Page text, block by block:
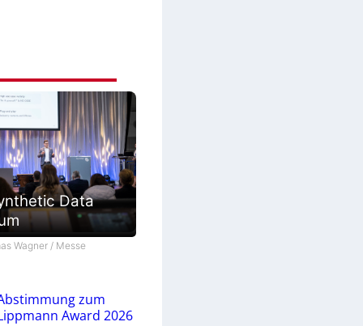
Data
Wagner / Messe
zum
Award 2026